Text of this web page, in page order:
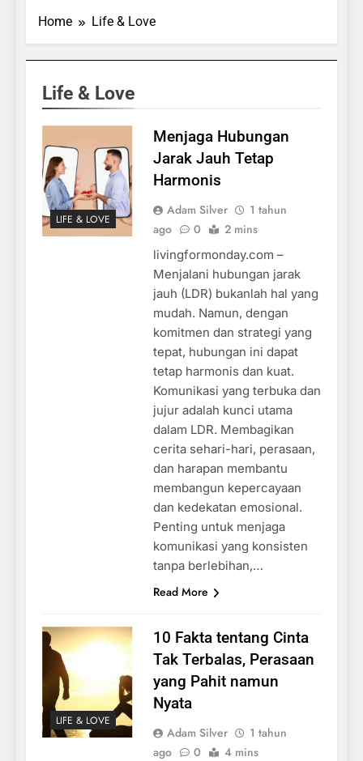
Home Life & Love
Life & Love
LIFE & LOVE
Menjaga Hubungan
Jarak Jauh Tetap
Harmonis
Adam Silver
1 tahun
ago
0 2 mins
livingformonday.com –
Menjalani hubungan jarak
jauh (LDR) bukanlah hal yang
mudah. Namun, dengan
komitmen dan strategi yang
tepat, hubungan ini dapat
tetap harmonis dan kuat.
Komunikasi yang terbuka dan
jujur adalah kunci utama
dalam LDR. Membagikan
cerita sehari-hari, perasaan,
dan harapan membantu
membangun kepercayaan
dan kedekatan emosional.
Penting untuk menjaga
komunikasi yang konsisten
tanpa berlebihan,…
Read More
LIFE & LOVE
10 Fakta tentang Cinta
Tak Terbalas, Perasaan
yang Pahit namun
Nyata
Adam Silver
1 tahun
ago
0 4 mins